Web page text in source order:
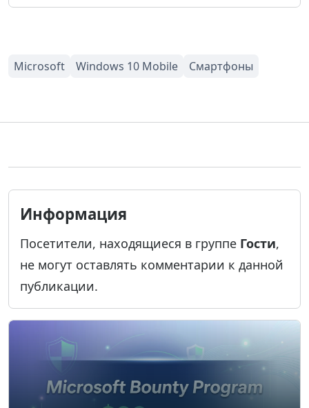
Информация
Посетители, находящиеся в группе Гости,
не могут оставлять комментарии к данной
публикации.